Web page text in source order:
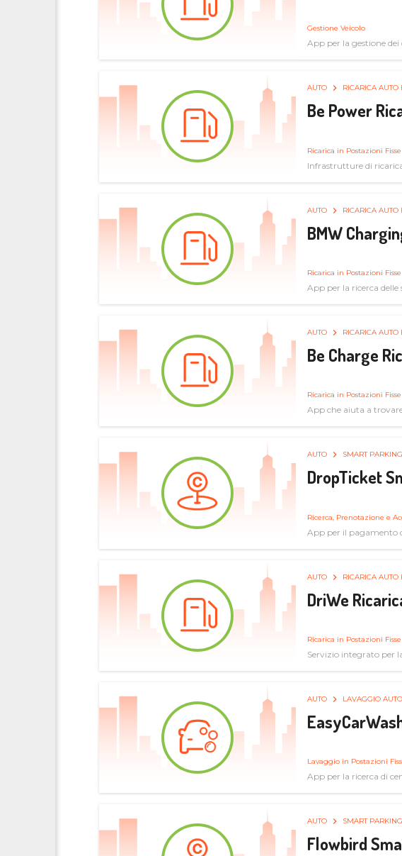
Gestione Veicolo
App per la gestione dei
AUTO RICARICA AUTO
Be Power
Ricarica in Postazioni Fisse
Infrastrutture di
AUTO RICARICA AUTO
BMW
Ricarica in Postazioni Fisse
App per la ricerca delle
AUTO RICARICA AUTO
Be Charge
Ricarica in Postazioni Fisse
App che aiuta a
AUTO SMART PARKING
DropTicket
Ricerca, Prenotazione e
App per il pagamento
AUTO RICARICA AUTO
DriWe
Ricarica in Postazioni Fisse
Servizio integrato per
AUTO LAVAGGIO AUTO
Lavaggio in Postazioni
App per la ricerca di
AUTO SMART PARKING
Flowbird